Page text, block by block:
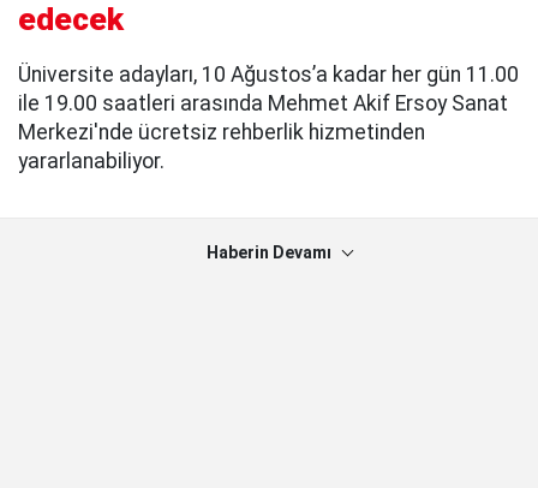
edecek
Üniversite adayları, 10 Ağustos’a kadar her gün 11.00
ile 19.00 saatleri arasında Mehmet Akif Ersoy Sanat
Merkezi'nde ücretsiz rehberlik hizmetinden
yararlanabiliyor.
Haberin Devamı